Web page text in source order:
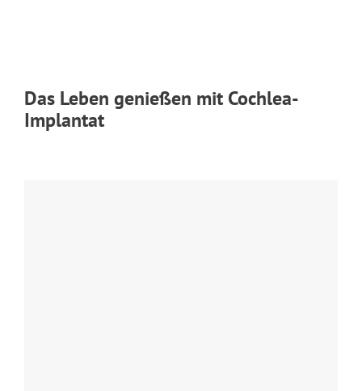
Das Leben genießen mit Cochlea-
Implantat